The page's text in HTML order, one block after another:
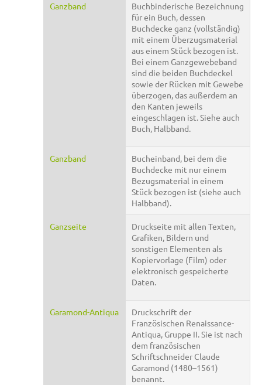
Ganzband
Buchbinderische Bezeichnung
für ein Buch, dessen
Buchdecke ganz (vollständig)
mit einem Überzugsmaterial
aus einem Stück bezogen ist.
Bei einem Ganzgewebeband
sind die beiden Buchdeckel
sowie der Rücken mit Gewebe
überzogen, das außerdem an
den Kanten jeweils
eingeschlagen ist. Siehe auch
Buch, Halbband.
Ganzband
Bucheinband, bei dem die
Buchdecke mit nur einem
Bezugsmaterial in einem
Stück bezogen ist (siehe auch
Halbband).
Ganzseite
Druckseite mit allen Texten,
Grafiken, Bildern und
sonstigen Elementen als
Kopiervorlage (Film) oder
elektronisch gespeicherte
Daten.
Garamond-Antiqua
Druckschrift der
Französischen Renaissance-
Antiqua, Gruppe II. Sie ist nach
dem französischen
Schriftschneider Claude
Garamond (1480–1561)
benannt.